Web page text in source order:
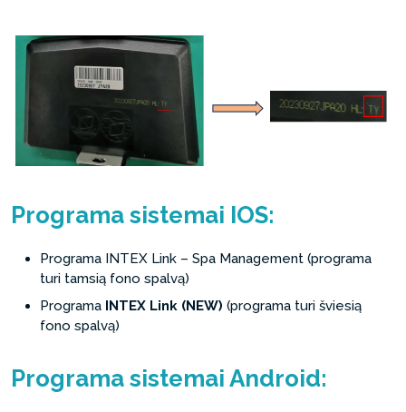
Programa sistemai IOS:
Programa INTEX Link – Spa Management (programa
turi tamsią fono spalvą)
Programa INTEX Link (NEW) (programa turi šviesią
fono spalvą)
Programa sistemai Android: